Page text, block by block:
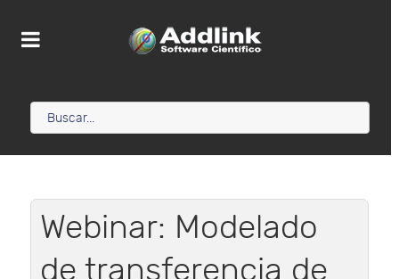
Webinar: Modelado
de transferencia de